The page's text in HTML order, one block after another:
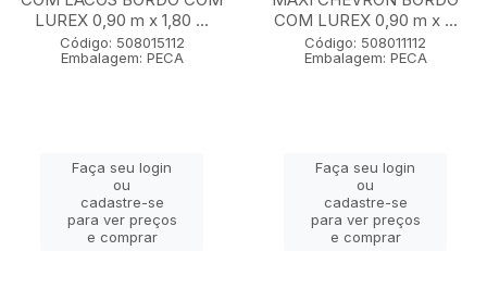
LUREX 0,90 m x 1,80 ...
Código: 508015112
Embalagem: PECA
Faça seu login
ou
cadastre-se
para ver preços
e comprar
COM LUREX 0,90 m x ...
Código: 508011112
Embalagem: PECA
Faça seu login
ou
cadastre-se
para ver preços
e comprar